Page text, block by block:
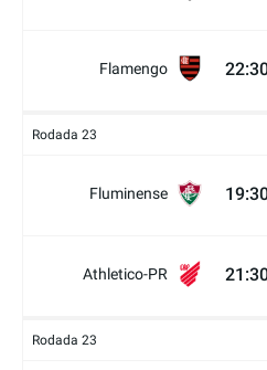
Flamengo
Rodada 23
Fluminense
Athletico-PR
Rodada 23